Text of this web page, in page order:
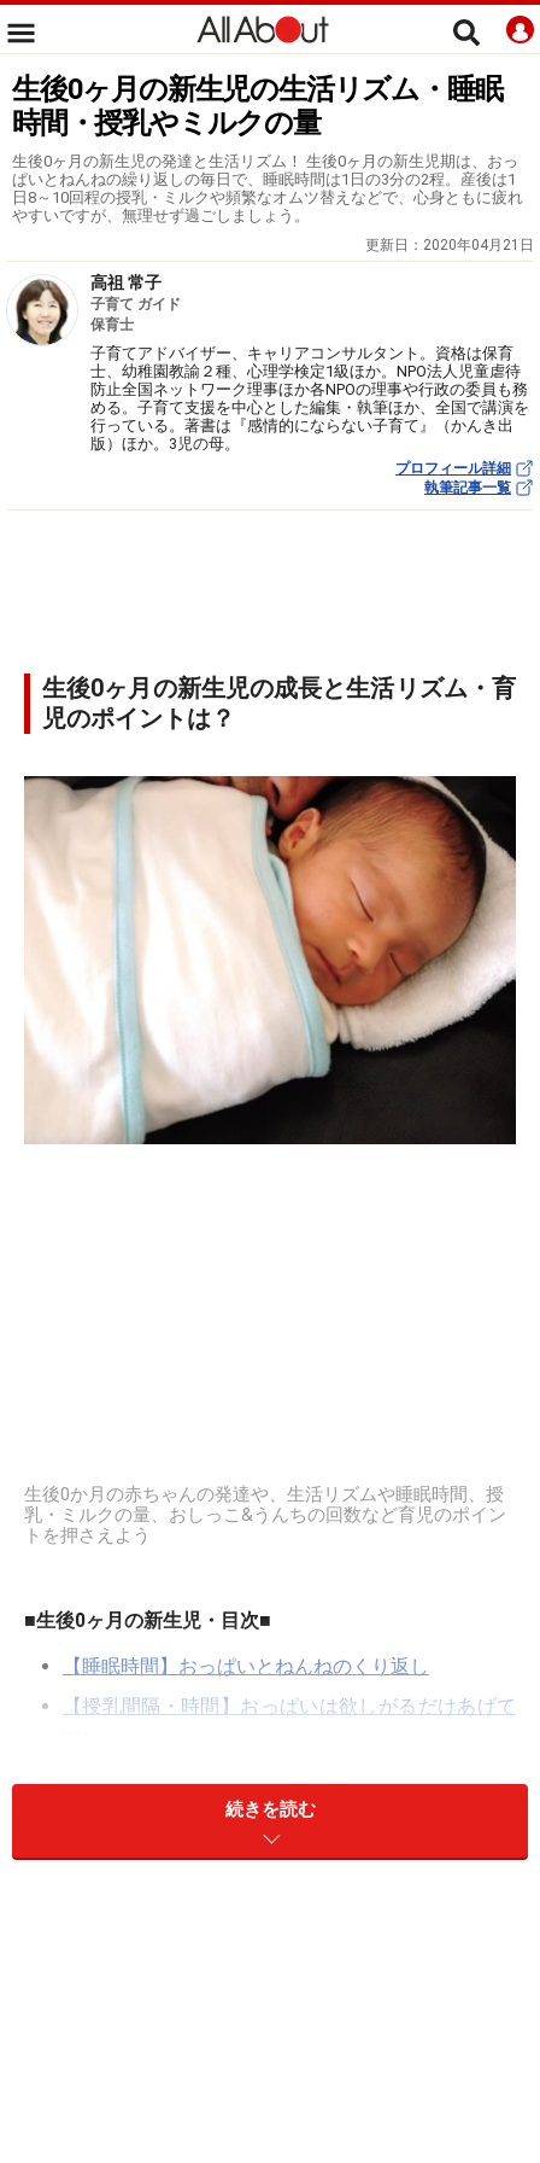
生後0ヶ月の新生児の生活リズム・睡眠
時間・授乳やミルクの量
生後0ヶ月の新生児の発達と生活リズム！ 生後0ヶ月の新生児期は、おっ
ぱいとねんねの繰り返しの毎日で、睡眠時間は1日の3分の2程。産後は1
日8～10回程の授乳・ミルクや頻繁なオムツ替えなどで、心身ともに疲れ
やすいですが、無理せず過ごしましょう。
更新日： 2020年04月21日
高祖 常子
子育て ガイド
保育士
子育てアドバイザー、キャリアコンサルタント。資格は保育
士、幼稚園教諭２種、心理学検定1級ほか。NPO法人児童虐待
防止全国ネットワーク理事ほか各NPOの理事や行政の委員も務
める。子育て支援を中心とした編集・執筆ほか、全国で講演を
行っている。著書は『感情的にならない子育て』（かんき出
版）ほか。3児の母。
プロフィール詳細
執筆記事一覧
生後0ヶ月の新生児の成長と生活リズム・育
児のポイントは？
生後0か月の赤ちゃんの発達や、生活リズムや睡眠時間、授
乳・ミルクの量、おしっこ&うんちの回数など育児のポイン
トを押さえよう
■生後0ヶ月の新生児・目次■
【睡眠時間】おっぱいとねんねのくり返し
【授乳間隔・時間】おっぱいは欲しがるだけあげて
【排泄】おしっこ＆うんちは少しずつ何度も
【視力】30cmくらいのものがぼんやりと見える程度
【聴覚】かなり発達していて、ママやパパの声は聞
続きを読む